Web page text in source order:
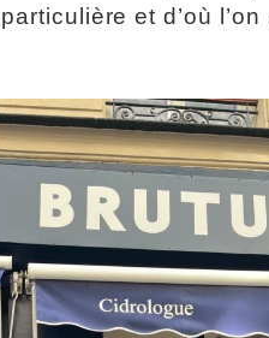
et d’où